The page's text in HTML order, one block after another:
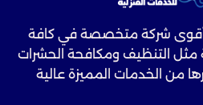
أقوى شركة متخصصة في كافة
مثل التنظيف ومكافحة الحشرات
من الخدمات المميزة عالية